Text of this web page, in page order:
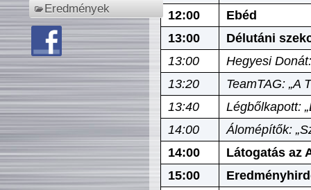
Eredmények
12:00
Ebéd
13:00
Délutáni
13:00
Hegyesi
13:20
TeamTAG: „A
13:40
Légbőlkapott:
14:00
Álomépítők:
14:00
Látogatás az
15:00